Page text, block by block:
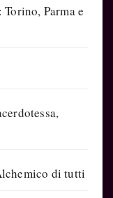
Parma e
di tutti